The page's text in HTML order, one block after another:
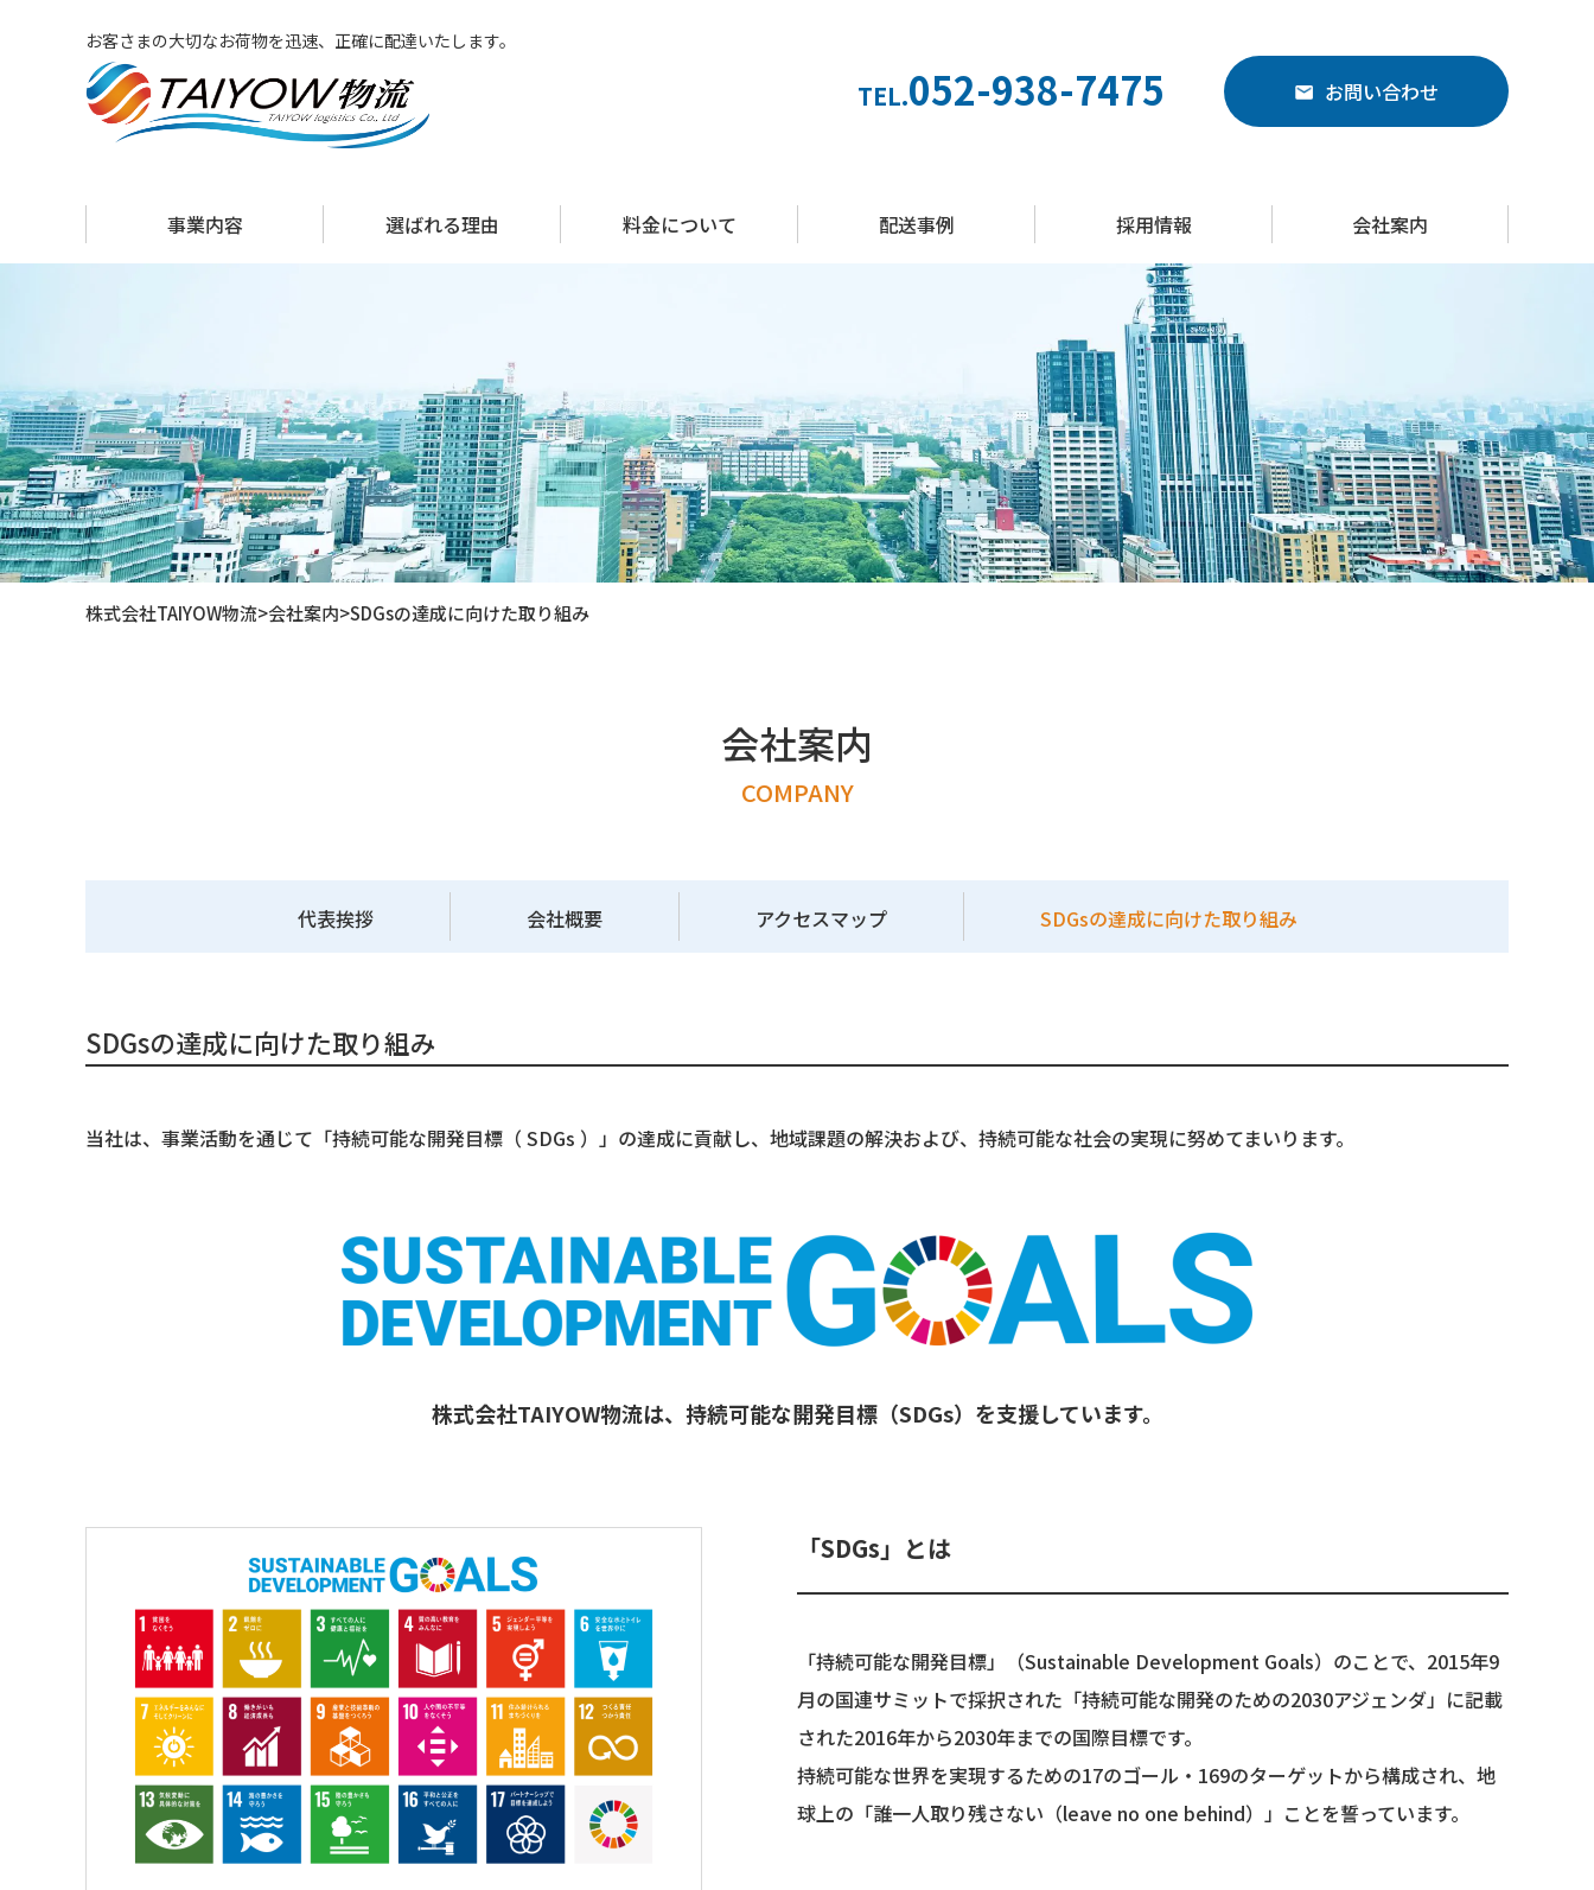
お客さまの大切なお荷物を迅速、正確に配達いたします。
TEL.052-938-7475 お問い合わせ
事業内容 選ばれる理由 料金について 配送事例 採用情報 会社案内
株式会社TAIYOW物流>会社案内>SDGsの達成に向けた取り組み
会社案内
COMPANY
代表挨拶 会社概要 アクセスマップ SDGsの達成に向けた取り組み
SDGsの達成に向けた取り組み
当社は、事業活動を通じて「持続可能な開発目標（ SDGs ）」の達成に貢献し、地域課題の解決および、持続可能な社会の実現に努めてまいります。
株式会社TAIYOW物流は、持続可能な開発目標（SDGs）を支援しています。
「SDGs」とは
「持続可能な開発目標」（Sustainable Development Goals）のことで、2015年9
月の国連サミットで採択された「持続可能な開発のための2030アジェンダ」に記載
された2016年から2030年までの国際目標です。
持続可能な世界を実現するための17のゴール・169のターゲットから構成され、地
球上の「誰一人取り残さない（leave no one behind）」ことを誓っています。